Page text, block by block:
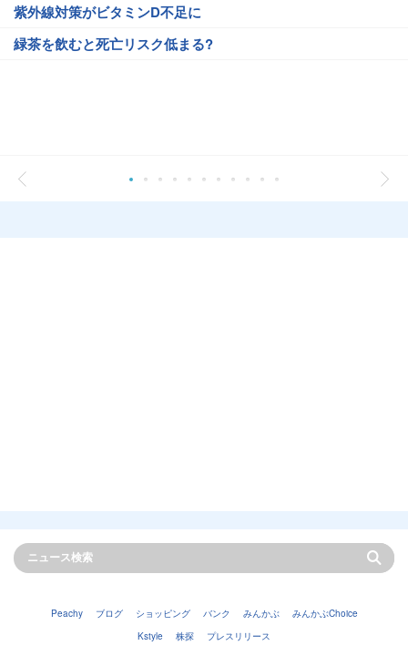
紫外線対策がビタミンD不足に
緑茶を飲むと死亡リスク低まる?
Peachy ブログ ショッピング バンク みんかぶ
みんかぶChoice
Kstyle
株探 プレスリリース